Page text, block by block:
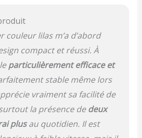
s'adapte à vos besoins
réels. Revêtement
pâtissier combine
fonctionnalité, confort et
esthétique. La finition
mate ne se contente pas
d'ajouter une touche
esthétique moderne,
mais il améliore
également la prise en
couleur lilas m’a d’abord
compact et réussi. À
particulièrement efficace et
stable même lors
vraiment sa facilité de
la présence dedeux
plusau quotidien. Il est